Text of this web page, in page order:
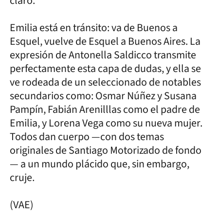
Emilia está en tránsito: va de Buenos a
Esquel, vuelve de Esquel a Buenos Aires. La
expresión de Antonella Saldicco transmite
perfectamente esta capa de dudas, y ella se
ve rodeada de un seleccionado de notables
secundarios como: Osmar Núñez y Susana
Pampín, Fabián Arenilllas como el padre de
Emilia, y Lorena Vega como su nueva mujer.
Todos dan cuerpo —con dos temas
originales de Santiago Motorizado de fondo
— a un mundo plácido que, sin embargo,
cruje.
(VAE)